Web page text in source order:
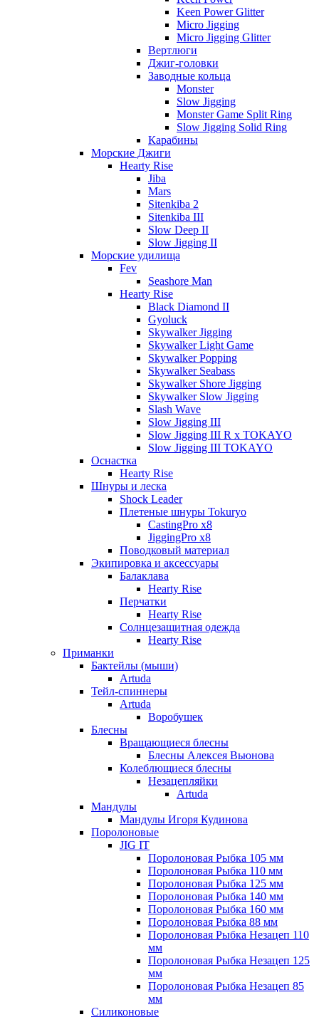
Keen Power Glitter
Micro Jigging
Micro Jigging Glitter
Вертлюги
Джиг-головки
Заводные кольца
Monster
Slow Jigging
Monster Game Split Ring
Slow Jigging Solid Ring
Карабины
Морские Джиги
Hearty Rise
Jiba
Mars
Sitenkiba 2
Sitenkiba III
Slow Deep II
Slow Jigging II
Морские удилища
Fev
Seashore Man
Hearty Rise
Black Diamond II
Gyoluck
Skywalker Jigging
Skywalker Light Game
Skywalker Popping
Skywalker Seabass
Skywalker Shore Jigging
Skywalker Slow Jigging
Slash Wave
Slow Jigging III
Slow Jigging III R x TOKAYO
Slow Jigging III TOKAYO
Оснастка
Hearty Rise
Шнуры и леска
Shock Leader
Плетеные шнуры Tokuryo
CastingPro x8
JiggingPro x8
Поводковый материал
Экипировка и аксессуары
Балаклава
Hearty Rise
Перчатки
Hearty Rise
Солнцезащитная одежда
Hearty Rise
Приманки
Бактейлы (мыши)
Artuda
Тейл-спиннеры
Artuda
Воробушек
Блесны
Вращающиеся блесны
Блесны Алексея Вьюнова
Колеблющиеся блесны
Незацепляйки
Artuda
Мандулы
Мандулы Игоря Кудинова
Поролоновые
JIG IT
Поролоновая Рыбка 105 мм
Поролоновая Рыбка 110 мм
Поролоновая Рыбка 125 мм
Поролоновая Рыбка 140 мм
Поролоновая Рыбка 160 мм
Поролоновая Рыбка 88 мм
Поролоновая Рыбка Незацеп 110
мм
Поролоновая Рыбка Незацеп 125
мм
Поролоновая Рыбка Незацеп 85
мм
Силиконовые